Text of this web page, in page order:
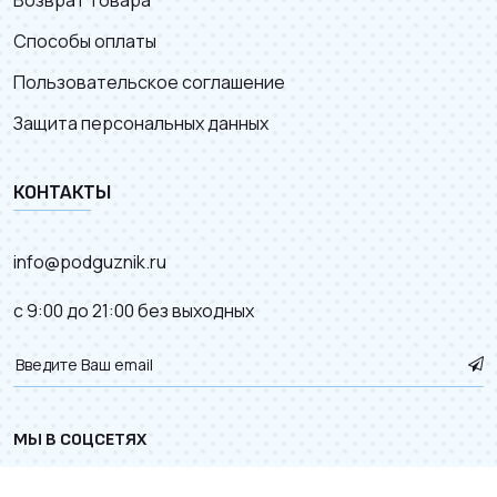
Способы оплаты
Пользовательское соглашение
Защита персональных данных
КОНТАКТЫ
info@podguznik.ru
с 9:00 до 21:00 без выходных
МЫ В СОЦСЕТЯХ